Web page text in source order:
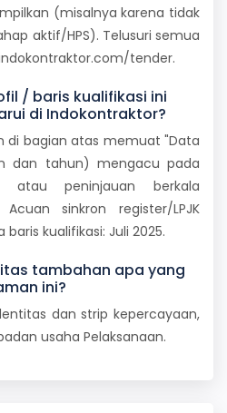
(misalnya karena tidak
aktif/HPS). Telusuri semua
tender.
/ baris kualifikasi ini
di Indokontraktor?
di bagian atas memuat "Data
dan tahun) mengacu pada
atau peninjauan berkala
sinkron register/LPJK
kualifikasi: Juli 2025.
tambahan apa yang
ini?
dan strip kepercayaan,
usaha Pelaksanaan.